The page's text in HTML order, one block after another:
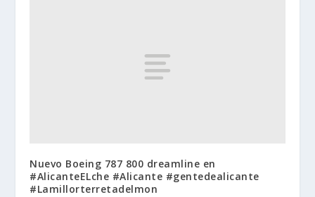
Nuevo Boeing 787 800 dreamline en
#AlicanteELche #Alicante #gentedealicante
#Lamillorterretadelmon